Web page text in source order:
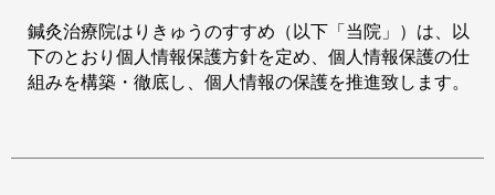
鍼灸治療院はりきゅうのすすめ（以下「当院」）は、以
下のとおり個人情報保護方針を定め、個人情報保護の仕
組みを構築・徹底し、個人情報の保護を推進致します。